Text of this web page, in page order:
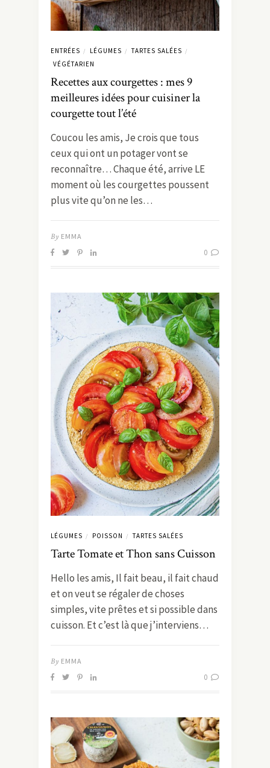
ENTRÉES / LÉGUMES / TARTES SALÉES /
VÉGÉTARIEN
Recettes aux courgettes : mes 9
meilleures idées pour cuisiner la
courgette tout l’été
Coucou les amis, Je crois que tous
ceux qui ont un potager vont se
reconnaître… Chaque été, arrive LE
moment où les courgettes poussent
plus vite qu’on ne les…
By EMMA
0
LÉGUMES / POISSON / TARTES SALÉES
Tarte Tomate et Thon sans Cuisson
Hello les amis, Il fait beau, il fait chaud
et on veut se régaler de choses
simples, vite prêtes et si possible dans
cuisson. Et c’est là que j’interviens…
By EMMA
0